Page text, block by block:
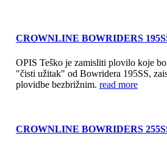
CROWNLINE BOWRIDERS
OPIS Teško je zamisliti plovilo koje
"čisti užitak" od Bowridera 195SS,
plovidbe bezbrižnim. read more
CROWNLINE BOWRIDERS